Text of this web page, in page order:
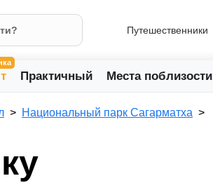
Путешественники
Практичный Места поблизости
Национальный парк Сагарматха